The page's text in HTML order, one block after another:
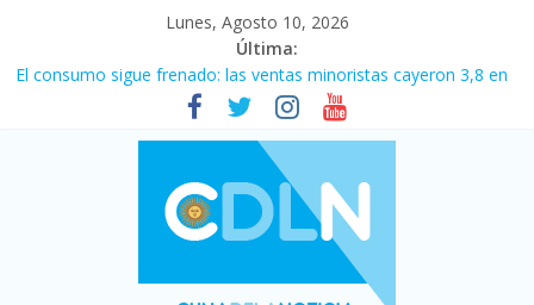
Lunes, Agosto 10, 2026
Última:
La construcción cayó 4,1% en junio y registró su cuarta baja del
El consumo sigue frenado: las ventas minoristas cayeron 3,8 en
julio y acumulan siete meses en baja
Newell’s cayó 2 a 1 ante Defensa y Justicia en Florencio Varela
por la cuarta fecha del Clausura
Milei y los errores no forzados
El agro argentino logró un récord histórico de exportaciones en
el primer semestre de 2026